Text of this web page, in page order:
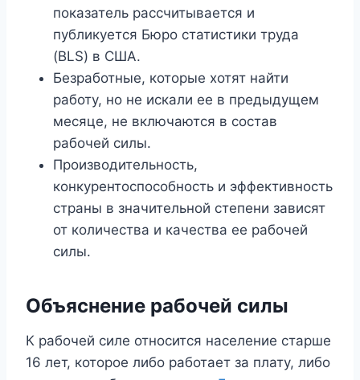
показатель рассчитывается и
публикуется Бюро статистики труда
(BLS) в США.
Безработные, которые хотят найти
работу, но не искали ее в предыдущем
месяце, не включаются в состав
рабочей силы.
Производительность,
конкурентоспособность и эффективность
страны в значительной степени зависят
от количества и качества ее рабочей
силы.
Объяснение рабочей силы
К рабочей силе относится население старше
16 лет, которое либо работает за плату, либо